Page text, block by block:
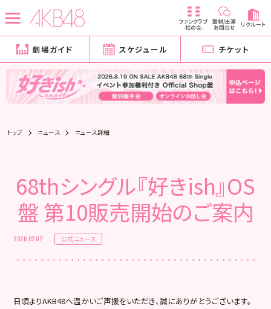
ファンクラブ
-柱の会-
取材/出演
お問合せ リクルート
劇場ガイド スケジュール チケット
トップ ニュース ニュース詳細
68thシングル『好きish』OS
盤 第10販売開始のご案内
2026.07.07 公式ニュース
日頃よりAKB48へ温かいご声援をいただき、誠にありがとうございます。